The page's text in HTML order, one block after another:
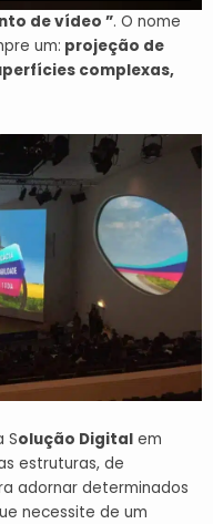
de vídeo ”. O nome
um: projeção de
complexas,
Solução Digital em
estruturas, de
adornar determinados
necessite de um